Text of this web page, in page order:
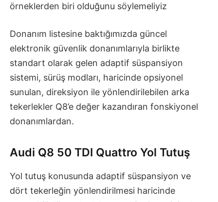
örneklerden biri olduğunu söylemeliyiz
Donanım listesine baktığımızda güncel
elektronik güvenlik donanımlarıyla birlikte
standart olarak gelen adaptif süspansiyon
sistemi, sürüş modları, haricinde opsiyonel
sunulan, direksiyon ile yönlendirilebilen arka
tekerlekler Q8’e değer kazandıran fonskiyonel
donanımlardan.
Audi Q8 50 TDI Quattro Yol Tutuş
Yol tutuş konusunda adaptif süspansiyon ve
dört tekerleğin yönlendirilmesi haricinde